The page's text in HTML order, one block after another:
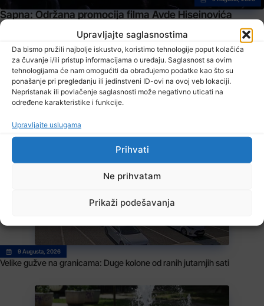
Upravljajte saglasnostima
Da bismo pružili najbolje iskustvo, koristimo tehnologije poput kolačića
za čuvanje i/ili pristup informacijama o uređaju. Saglasnost sa ovim
tehnologijama će nam omogućiti da obrađujemo podatke kao što su
ponašanje pri pregledanju ili jedinstveni ID-ovi na ovoj veb lokaciji.
Nepristanak ili povlačenje saglasnosti može negativno uticati na
određene karakteristike i funkcije.
Upravljajte uslugama
Prihvati
Ne prihvatam
Prikaži podešavanja
Sapna: Održana promocija filma Avde Hiseinovića
„„Sapna – između čekića i nakovnja, ratni put 206.
viteške ratne brigade Zvornik“
9 Augusta, 2026
U jami “Raspotočje” petu noć prenoćilo devet zeničkih rudara
9 Augusta, 2026
Velike gužve na granicama: Duge kolone od ranih jutarnjih sati